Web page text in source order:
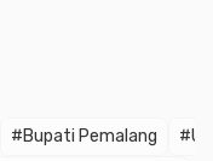
#Bupati Pemalang